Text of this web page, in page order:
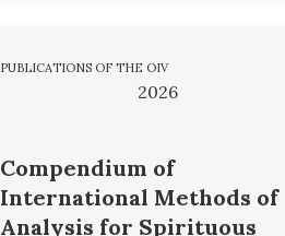
PUBLICATIONS OF THE OIV
2026
Compendium of
International Methods of
Analysis for Spirituous